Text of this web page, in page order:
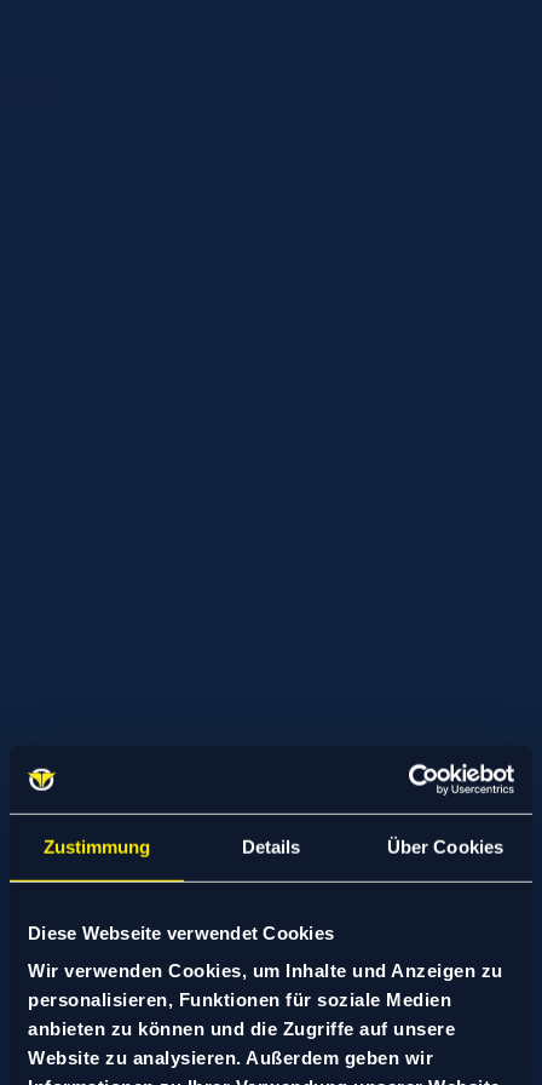
Zustimmung Details Über Cookies
Diese Webseite verwendet Cookies
Wir verwenden Cookies, um Inhalte und Anzeigen zu
personalisieren, Funktionen für soziale Medien
anbieten zu können und die Zugriffe auf unsere
Website zu analysieren. Außerdem geben wir
UI & UX App Design
Von Touch bis